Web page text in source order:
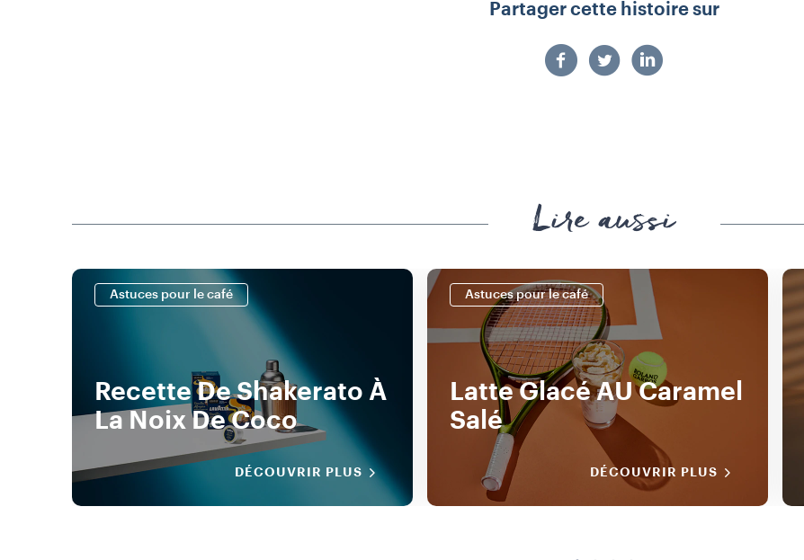
Partager cette histoire sur
Lire aussi
Astuces pour le café
Recette De Shakerato À
La Noix De Coco
DÉCOUVRIR PLUS
Astuces pour le café
Latte Glacé AU Caramel
Salé
DÉCOUVRIR PLUS